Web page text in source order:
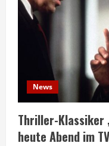
Nacht
News
Thriller-Klassiker
heute Abend im TV